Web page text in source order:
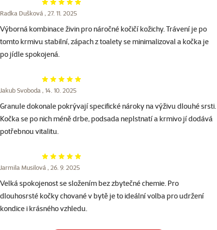
Hodnocení 100%
Radka Dušková , 27. 11. 2025
Výborná kombinace živin pro náročné kočičí kožichy. Trávení je po
tomto krmivu stabilní, zápach z toalety se minimalizoval a kočka je
po jídle spokojená.
Hodnocení 100%
Jakub Svoboda , 14. 10. 2025
Granule dokonale pokrývají specifické nároky na výživu dlouhé srsti.
Kočka se po nich méně drbe, podsada neplstnatí a krmivo jí dodává
potřebnou vitalitu.
Hodnocení 100%
Jarmila Musilová , 26. 9. 2025
Velká spokojenost se složením bez zbytečné chemie. Pro
dlouhosrsté kočky chované v bytě je to ideální volba pro udržení
kondice i krásného vzhledu.